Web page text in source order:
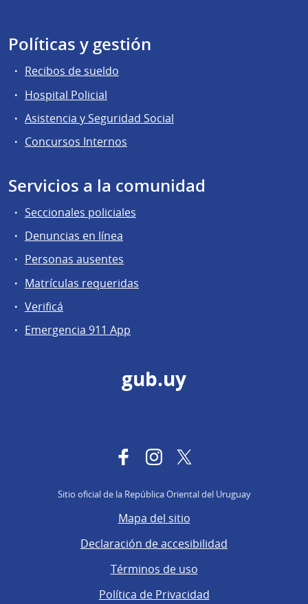
Políticas y gestión
Recibos de sueldo
Hospital Policial
Asistencia y Seguridad Social
Concursos Internos
Servicios a la comunidad
Seccionales policiales
Denuncias en línea
Personas ausentes
Matrículas requeridas
Verificá
Emergencia 911 App
gub.uy
FacebookInstagram
Sitio oficial de la República Oriental del Uruguay
Mapa del sitio
Declaración de accesibilidad
Términos de uso
Política de Privacidad